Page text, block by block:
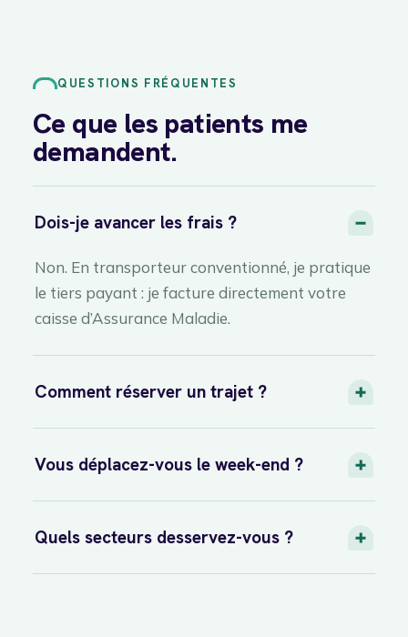
QUESTIONS FRÉQUENTES
Ce que les patients me
demandent.
Dois-je avancer les frais ?
Non. En transporteur conventionné, je pratique
le tiers payant : je facture directement votre
caisse d’Assurance Maladie.
Comment réserver un trajet ?
Vous déplacez-vous le week-end ?
Quels secteurs desservez-vous ?